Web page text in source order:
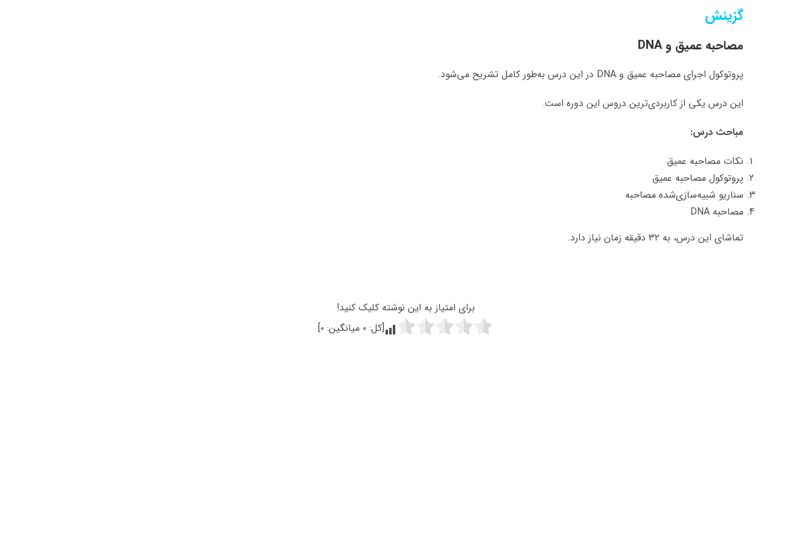
گزینش
مصاحبه عمیق و DNA
پروتوکول اجرای مصاحبه عمیق و DNA در این درس به‌طور کامل تشریح می‌شود.
این درس یکی از کاربردی‌ترین دروس این دوره است.
مباحث درس:
نکات مصاحبه عمیق
پروتوکول مصاحبه عمیق
سناریو شبیه‌سازی‌شده مصاحبه
مصاحبه DNA
تماشای این درس، به ۳۲ دقیقه زمان نیاز دارد.
برای امتیاز به این نوشته کلیک کنید!
[کل: ۰ میانگین: ۰]